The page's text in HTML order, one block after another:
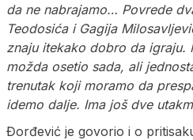
da ne nabrajamo… Povrede
Teodosića i Gagija
znaju itekako dobro da igraju.
možda osetio sada, ali
trenutak koji moramo da
idemo dalje. Ima još dve
Đorđević je govorio i o